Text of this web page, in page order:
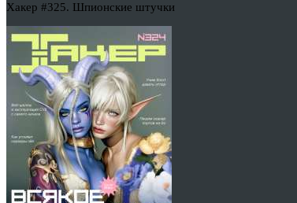
Хакер #325. Шпионские штучки